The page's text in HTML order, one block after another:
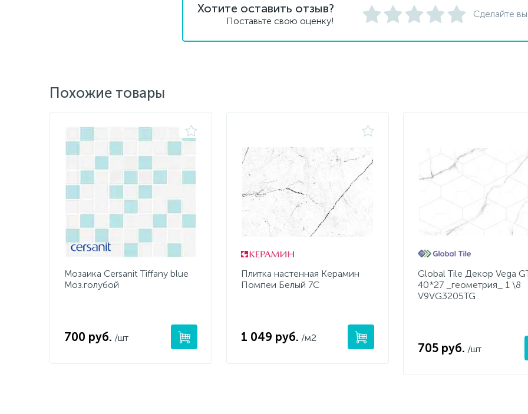
Хотите оставить отзыв?
Поставьте свою оценку!
Сделайте
Похожие товары
Мозаика Cersanit Tiffany blue
Моз.голубой
700 руб. /шт
Плитка настенная Керамин
Помпеи Белый 7С
1 049 руб. /м2
Global Tile Декор Vega
40*27 _геометрия_ 1 \8
V9VG3205TG
705 руб. /шт